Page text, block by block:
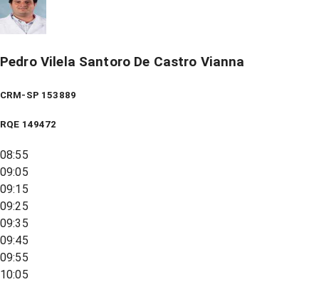
Pedro Vilela Santoro De Castro Vianna
CRM-SP 153889
RQE 149472
08:55
09:05
09:15
09:25
09:35
09:45
09:55
10:05